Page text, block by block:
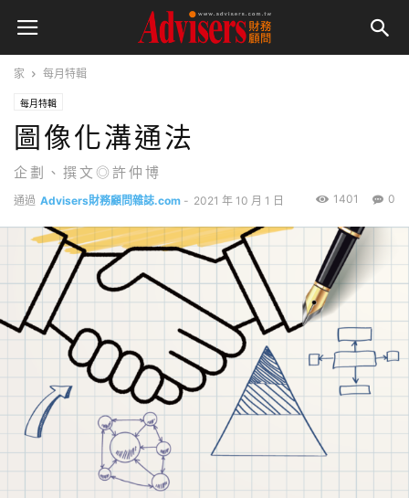
家 每月特輯
每月特輯
圖像化溝通法
企劃、撰文◎許仲博
通過 Advisers財務顧問雜誌.com - 2021 年 10 月 1 日 0
1401